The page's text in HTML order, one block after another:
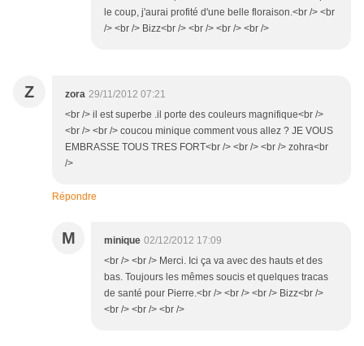
le coup, j'aurai profité d'une belle floraison.<br /> <br
/> <br /> Bizz<br /> <br /> <br /> <br />
Z zora 29/11/2012 07:21
<br /> il est superbe .il porte des couleurs magnifique<br />
<br /> <br /> coucou minique comment vous allez ? JE VOUS
EMBRASSE TOUS TRES FORT<br /> <br /> <br /> zohra<br
/>
Répondre
M minique 02/12/2012 17:09
<br /> <br /> Merci. Ici ça va avec des hauts et des
bas. Toujours les mêmes soucis et quelques tracas
de santé pour Pierre.<br /> <br /> <br /> Bizz<br />
<br /> <br /> <br />